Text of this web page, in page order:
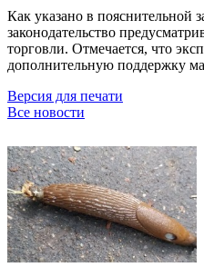
Как указано в пояснительной
законодательство
торговли. Отмечается, что
дополнительную поддержку
Версия для печати
Все новости